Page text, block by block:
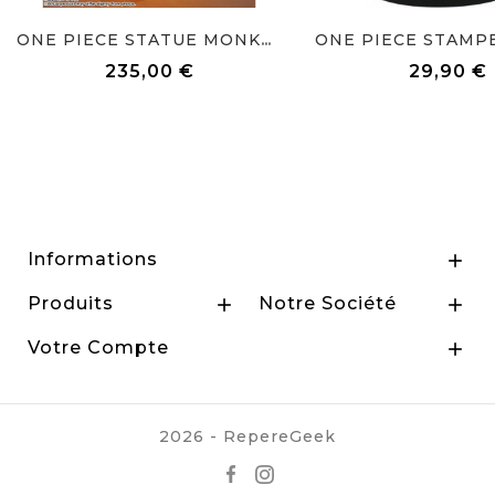
ONE PIECE STATUE MONKEY D...
235,00 €
29,90 €
Informations 
Produits  Notre Société 
Votre Compte 
2026 - RepereGeek